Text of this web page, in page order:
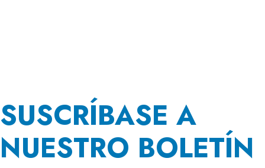
SUSCRÍBASE A
NUESTRO BOLETÍN